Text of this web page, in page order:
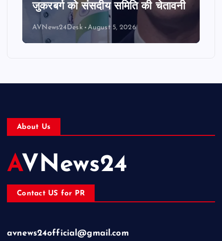
जुकरबर्ग को संसदीय समिति की चेतावनी
AVNews24Desk August 5, 2026
About Us
AVNews24
Contact US for PR
avnews24official@gmail.com